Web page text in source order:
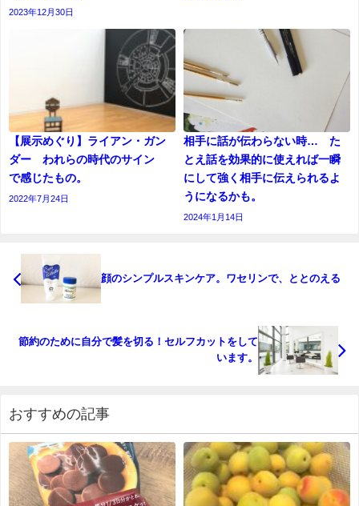
2023年12月30日
【展示めぐり】ライアン・ガン
ダー われらの時代のサイン
で感じたもの。
2022年7月24日
相手に話が伝わらない時… た
とえ話を効果的に使えれば一瞬
にして強く相手に伝えられるよ
うになるかも。
2024年1月14日
顔のシンプルスキンケア。ワセリンで、ととのえる
節約のために自分で髪を切る！セルフカットをして
います。
おすすめの記事